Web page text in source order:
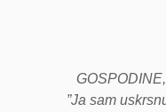
”Ja sam